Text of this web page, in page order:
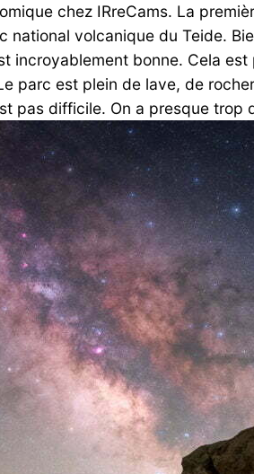
chez IRreCams. La
volcanique du Teide.
incroyablement bonne. Cela
parc est plein de lave, de
pas difficile. On a presque trop